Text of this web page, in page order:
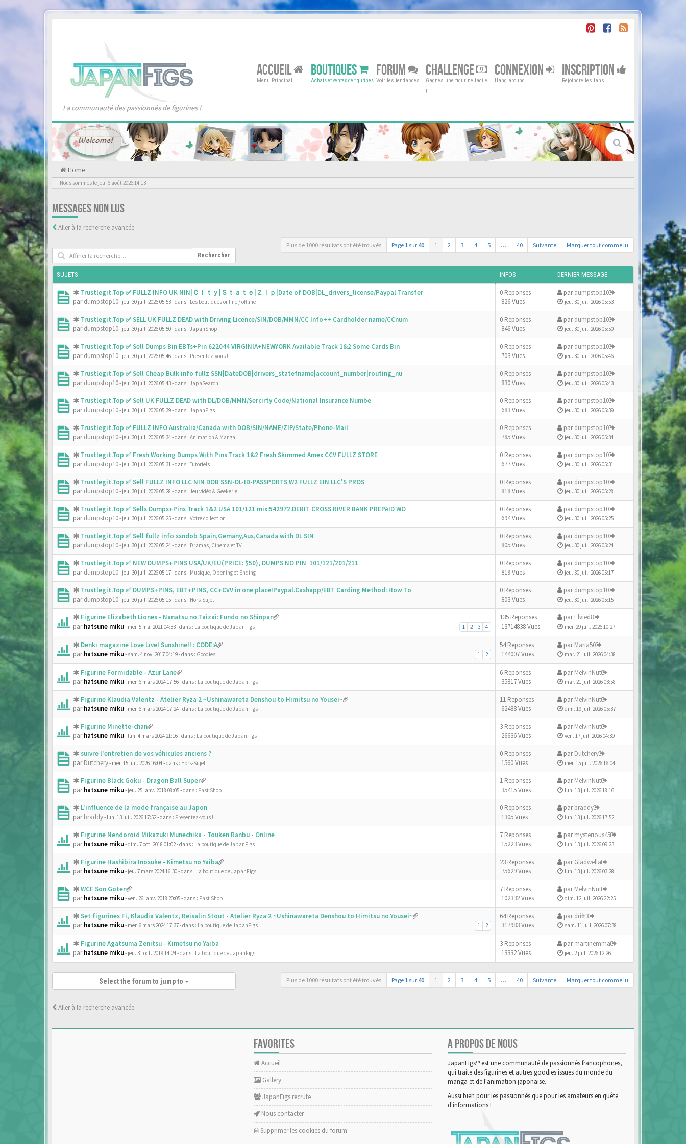
La communauté des passionnés de figurines !
ACCUEIL
Menu Principal
BOUTIQUES
Achats et ventes de figurines
FORUM
Voir les tendances
CHALLENGE
Gagnes une figurine facile
!
CONNEXION
Hang around
INSCRIPTION
Rejoindre les fans
Home
Nous sommes le jeu. 6 août 2026 14:13
MESSAGES NON LUS
Aller à la recherche avancée
Rechercher
Plus de 1000 résultats ont été trouvés Page 1 sur 40 1 2 3 4 5 … 40 Suivante Marquer tout comme lu
SUJETS INFOS DERNIER MESSAGE
Trustlegit.Top ✅ FULLZ INFO UK NIN|Ｃｉｔｙ|Ｓｔａｔｅ|Ｚｉｐ|Date of DOB|DL_drivers_license/Paypal Transfer
pardumpstop10- jeu. 30 juil. 2026 05:53- dans : Les boutiques online / offline
0 Reponses
826 Vues
pardumpstop10
jeu. 30 juil. 2026 05:53
Trustlegit.Top ✅ SELL UK FULLZ DEAD with Driving Licence/SIN/DOB/MMN/CC Info++ Cardholder name/CCnum
pardumpstop10- jeu. 30 juil. 2026 05:50- dans : JapanShop
0 Reponses
846 Vues
pardumpstop10
jeu. 30 juil. 2026 05:50
Trustlegit.Top ✅ Sell Dumps Bin EBTs+Pin 622044 VIRGINIA+NEWYORK Available Track 1&2 Some Cards Bin
pardumpstop10- jeu. 30 juil. 2026 05:46- dans : Presentez-vous !
0 Reponses
703 Vues
pardumpstop10
jeu. 30 juil. 2026 05:46
Trustlegit.Top ✅ Sell Cheap Bulk info fullz SSN|DateDOB|drivers_statefname|account_number|routing_nu
pardumpstop10- jeu. 30 juil. 2026 05:43- dans : JapaSearch
0 Reponses
830 Vues
pardumpstop10
jeu. 30 juil. 2026 05:43
Trustlegit.Top ✅ Sell UK FULLZ DEAD with DL/DOB/MMN/Sercirty Code/National Insurance Numbe
pardumpstop10- jeu. 30 juil. 2026 05:39- dans : JapanFigs
0 Reponses
683 Vues
pardumpstop10
jeu. 30 juil. 2026 05:39
Trustlegit.Top ✅ FULLZ INFO Australia/Canada with DOB/SIN/NAME/ZIP/State/Phone-Mail
pardumpstop10- jeu. 30 juil. 2026 05:34- dans : Animation & Manga
0 Reponses
785 Vues
pardumpstop10
jeu. 30 juil. 2026 05:34
Trustlegit.Top ✅ Fresh Working Dumps With Pins Track 1&2 Fresh Skimmed Amex CCV FULLZ STORE
pardumpstop10- jeu. 30 juil. 2026 05:31- dans : Tutoriels
0 Reponses
677 Vues
pardumpstop10
jeu. 30 juil. 2026 05:31
Trustlegit.Top ✅ Sell FULLZ INFO LLC NIN DOB SSN-DL-ID-PASSPORTS W2 FULLZ EIN LLC'S PROS
pardumpstop10- jeu. 30 juil. 2026 05:28 - dans : Jeu vidéo & Geekerie
0 Reponses
818 Vues
pardumpstop10
jeu. 30 juil. 2026 05:28
Trustlegit.Top ✅ Sells Dumps+Pins Track 1&2 USA 101/121 mix:542972.DEBIT CROSS RIVER BANK PREPAID WO
pardumpstop10- jeu. 30 juil. 2026 05:25- dans : Votre collection
0 Reponses
694 Vues
pardumpstop10
jeu. 30 juil. 2026 05:25
Trustlegit.Top ✅ Sell fullz info ssndob Spain,Gemany,Aus,Canada with DL SIN
pardumpstop10- jeu. 30 juil. 2026 05:24- dans : Dramas, Cinema et TV
0 Reponses
805 Vues
pardumpstop10
jeu. 30 juil. 2026 05:24
Trustlegit.Top ✅ NEW DUMPS+PINS USA/UK/EU(PRICE: $50), DUMPS NO PIN 101/121/201/211
pardumpstop10- jeu. 30 juil. 2026 05:17- dans : Musique, Opening et Ending
0 Reponses
819 Vues
pardumpstop10
jeu. 30 juil. 2026 05:17
Trustlegit.Top ✅ DUMPS+PINS, EBT+PINS, CC+CVV in one place!Paypal.Cashapp/EBT Carding Method: How To
pardumpstop10- jeu. 30 juil. 2026 05:15- dans : Hors-Sujet
0 Reponses
803 Vues
pardumpstop10
jeu. 30 juil. 2026 05:15
Figurine Elizabeth Liones - Nanatsu no Taizai: Fundo no Shinpan
1 2 3 4
parhatsune miku- mer. 5 mai 2021 04:33- dans : La boutique de JapanFigs
135 Reponses
13714838 Vues
parElvied8
mer. 29 juil. 2026 10:27
Denki magazine Love Live! Sunshine!! : CODE:A
1 2
parhatsune miku- sam. 4 nov. 2017 04:19- dans : Goodies
54 Reponses
144007 Vues
parMaria50
mar. 21 juil. 2026 04:38
Figurine Formidable - Azur Lane
parhatsune miku- mer. 6 mars 2024 17:56- dans : La boutique de JapanFigs
6 Reponses
35817 Vues
parMelvinNut
mar. 21 juil. 2026 03:58
Figurine Klaudia Valentz - Atelier Ryza 2 ~Ushinawareta Denshou to Himitsu no Yousei~
parhatsune miku- mer. 6 mars 2024 17:24- dans : La boutique de JapanFigs
11 Reponses
62488 Vues
parMelvinNut
dim. 19 juil. 2026 05:37
Figurine Minette-chan
parhatsune miku- lun. 4 mars 2024 21:16- dans : La boutique de JapanFigs
3 Reponses
26636 Vues
parMelvinNut
ven. 17 juil. 2026 04:39
suivre l'entretien de vos véhicules anciens ?
parDutchery- mer. 15 juil. 2026 16:04- dans : Hors-Sujet
0 Reponses
1560 Vues
parDutchery
mer. 15 juil. 2026 16:04
Figurine Black Goku - Dragon Ball Super
parhatsune miku- jeu. 25 janv. 2018 08:05- dans : Fast Shop
1 Reponses
35415 Vues
parMelvinNut
lun. 13 juil. 2026 18:16
L'influence de la mode française au Japon
parbraddy- lun. 13 juil. 2026 17:52- dans : Presentez-vous !
0 Reponses
1305 Vues
parbraddy
lun. 13 juil. 2026 17:52
Figurine Nendoroid Mikazuki Munechika - Touken Ranbu - Online
parhatsune miku- dim. 7 oct. 2018 01:02- dans : La boutique de JapanFigs
7 Reponses
15223 Vues
parmysterious45
lun. 13 juil. 2026 09:23
Figurine Hashibira Inosuke - Kimetsu no Yaiba
parhatsune miku- jeu. 7 mars 2024 16:30- dans : La boutique de JapanFigs
23 Reponses
75629 Vues
parGladwella
lun. 13 juil. 2026 03:28
WCF Son Goten
parhatsune miku- ven. 26 janv. 2018 20:05- dans : Fast Shop
7 Reponses
102332 Vues
parMelvinNut
dim. 12 juil. 2026 22:25
Set figurines Fi, Klaudia Valentz, Reisalin Stout - Atelier Ryza 2 ~Ushinawareta Denshou to Himitsu no Yousei~
1 2
parhatsune miku- mer. 6 mars 2024 17:37- dans : La boutique de JapanFigs
64 Reponses
317983 Vues
pardrift3
sam. 11 juil. 2026 07:38
Figurine Agatsuma Zenitsu - Kimetsu no Yaiba
parhatsune miku- jeu. 31 oct. 2019 14:24- dans : La boutique de JapanFigs
3 Reponses
13332 Vues
parmartinemma
jeu. 2 juil. 2026 12:26
Plus de 1000 résultats ont été trouvés Page 1 sur 40 1 2 3 4 5 … 40 Suivante Marquer tout comme lu
Select the forum to jump to
Aller à la recherche avancée
FAVORITES
Accueil
Gallery
JapanFigs recrute
Nous contacter
Supprimer les cookies du forum
A PROPOS DE NOUS
JapanFigs™ est une communauté de passionnés francophones,
qui traite des figurines et autres goodies issues du monde du
manga et de l'animation japonaise.
Aussi bien pour les passionnés que pour les amateurs en quête
d'informations !